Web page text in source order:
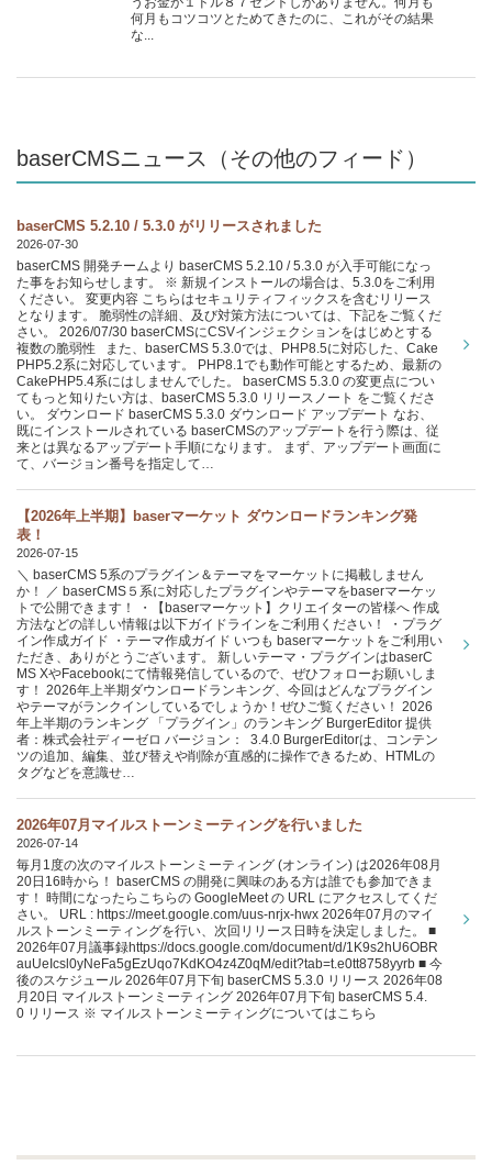
何月もコツコツとためてきたのに、これがその結果
な...
baserCMSニュース（その他のフィード）
baserCMS 5.2.10 / 5.3.0 がリリースされました
2026-07-30
baserCMS 開発チームより baserCMS 5.2.10 / 5.3.0 が入手可能になっ
た事をお知らせします。 ※ 新規インストールの場合は、5.3.0をご利用
ください。 変更内容 こちらはセキュリティフィックスを含むリリース
となります。 脆弱性の詳細、及び対策方法については、下記をご覧くだ
さい。 2026/07/30 baserCMSにCSVインジェクションをはじめとする
複数の脆弱性 また、baserCMS 5.3.0では、PHP8.5に対応した、Cake
PHP5.2系に対応しています。 PHP8.1でも動作可能とするため、最新の
CakePHP5.4系にはしませんでした。 baserCMS 5.3.0 の変更点につい
てもっと知りたい方は、baserCMS 5.3.0 リリースノート をご覧くださ
い。 ダウンロード baserCMS 5.3.0 ダウンロード アップデート なお、
既にインストールされている baserCMSのアップデートを行う際は、従
来とは異なるアップデート手順になります。 まず、アップデート画面に
て、バージョン番号を指定して…
【2026年上半期】baserマーケット ダウンロードランキング発
表！
2026-07-15
＼ baserCMS 5系のプラグイン＆テーマをマーケットに掲載しません
か！ ／ baserCMS５系に対応したプラグインやテーマをbaserマーケッ
トで公開できます！ ・【baserマーケット】クリエイターの皆様へ 作成
方法などの詳しい情報は以下ガイドラインをご利用ください！ ・プラグ
イン作成ガイド ・テーマ作成ガイド いつも baserマーケットをご利用い
ただき、ありがとうございます。 新しいテーマ・プラグインはbaserC
MS XやFacebookにて情報発信しているので、ぜひフォローお願いしま
す！ 2026年上半期ダウンロードランキング、今回はどんなプラグイン
やテーマがランクインしているでしょうか！ぜひご覧ください！ 2026
年上半期のランキング 「プラグイン」のランキング BurgerEditor 提供
者：株式会社ディーゼロ バージョン： 3.4.0 BurgerEditorは、コンテン
ツの追加、編集、並び替えや削除が直感的に操作できるため、HTMLの
タグなどを意識せ…
2026年07月マイルストーンミーティングを行いました
2026-07-14
毎月1度の次のマイルストーンミーティング (オンライン) は2026年08月
20日16時から！ baserCMS の開発に興味のある方は誰でも参加できま
す！ 時間になったらこちらの GoogleMeet の URL にアクセスしてくだ
さい。 URL : https://meet.google.com/uus-nrjx-hwx 2026年07月のマイ
ルストーンミーティングを行い、次回リリース日時を決定しました。 ■
2026年07月議事録https://docs.google.com/document/d/1K9s2hU6OBR
auUeIcsl0yNeFa5gEzUqo7KdKO4z4Z0qM/edit?tab=t.e0tt8758yyrb ■ 今
後のスケジュール 2026年07月下旬 baserCMS 5.3.0 リリース 2026年08
月20日 マイルストーンミーティング 2026年07月下旬 baserCMS 5.4.
0 リリース ※ マイルストーンミーティングについてはこちら